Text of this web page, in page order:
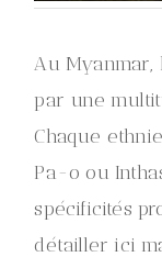
Au
par une
Chaque
Pa-o ou
spécificités
détailler ici